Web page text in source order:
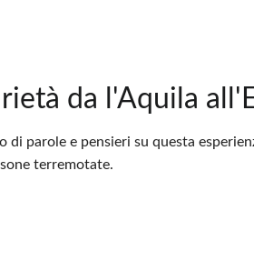
da l'Aquila
parole e pensieri su questa
terremotate.